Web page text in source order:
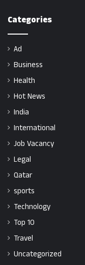
Categories
Ad
Business
Health
Hot News
India
International
Job Vacancy
Legal
Qatar
sports
Technology
Top 10
Travel
Uncategorized